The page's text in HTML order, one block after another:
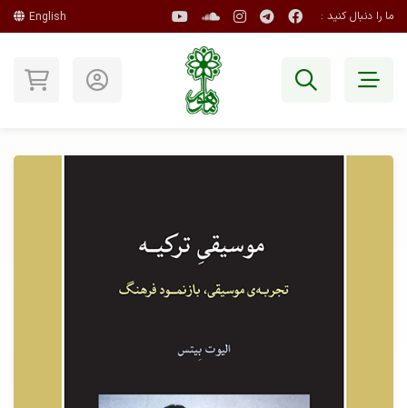
ما را دنبال کنید : English